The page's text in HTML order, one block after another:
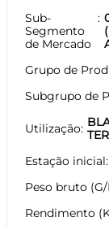
Sub-
Segmento
de Mercado
Grupo de
Subgrupo de
Utilização
Estação inicial
Peso bruto
Rendimento